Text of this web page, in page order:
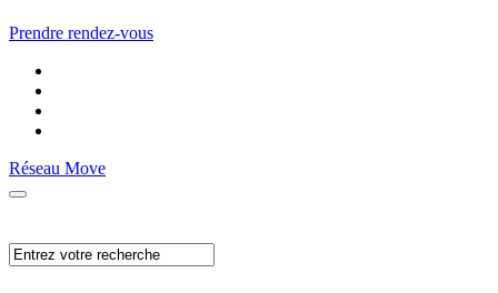
Prendre rendez-vous
Réseau Move